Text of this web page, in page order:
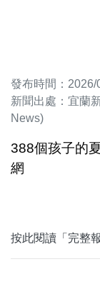
發布時間：2026/
新聞出處：宜蘭
News)
388個孩子的
網
按此閱讀「完整報